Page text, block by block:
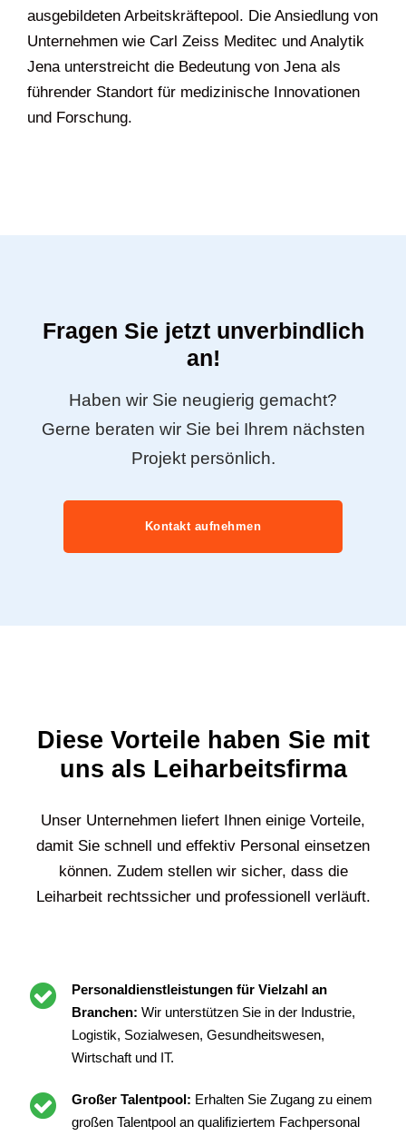
ausgebildeten Arbeitskräftepool. Die Ansiedlung von
Unternehmen wie Carl Zeiss Meditec und Analytik
Jena unterstreicht die Bedeutung von Jena als
führender Standort für medizinische Innovationen
und Forschung.
Fragen Sie jetzt unverbindlich
an!
Haben wir Sie neugierig gemacht?
Gerne beraten wir Sie bei Ihrem nächsten
Projekt persönlich.
Kontakt aufnehmen
Diese Vorteile haben Sie mit
uns als Leiharbeitsfirma
Unser Unternehmen liefert Ihnen einige Vorteile,
damit Sie schnell und effektiv Personal einsetzen
können. Zudem stellen wir sicher, dass die
Leiharbeit rechtssicher und professionell verläuft.
Personaldienstleistungen für Vielzahl an
Branchen: Wir unterstützen Sie in der Industrie,
Logistik, Sozialwesen, Gesundheitswesen,
Wirtschaft und IT.
Großer Talentpool: Erhalten Sie Zugang zu einem
großen Talentpool an qualifiziertem Fachpersonal